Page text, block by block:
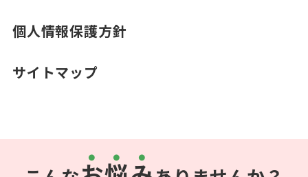
個人情報保護方針
サイトマップ